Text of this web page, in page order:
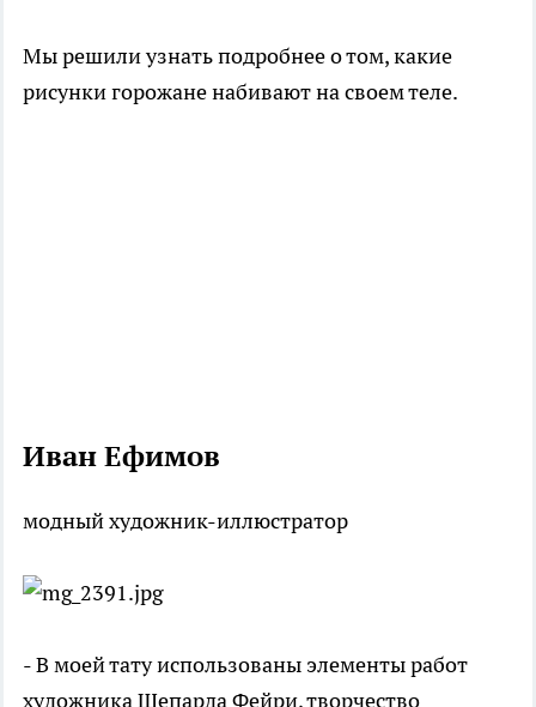
Мы решили узнать подробнее о том, какие
рисунки горожане набивают на своем теле.
Иван Ефимов
модный художник-иллюстратор
- В моей тату использованы элементы работ
художника Шепарда Фейри, творчество